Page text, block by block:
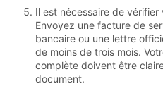
Il est nécessaire de
Envoyez une facture de
bancaire ou une lettre
de moins de trois mois.
complète doivent être
document.